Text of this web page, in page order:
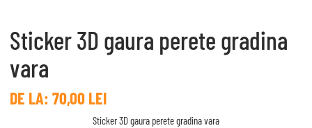
Sticker 3D gaura perete gradina
vara
DE LA: 70,00 LEI
Sticker 3D gaura perete gradina vara